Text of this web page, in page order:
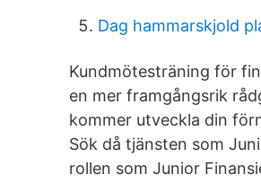
Dag hammarskjold
Kundmötesträning för
en mer framgångsrik
kommer utveckla din
Sök då tjänsten som
rollen som Junior